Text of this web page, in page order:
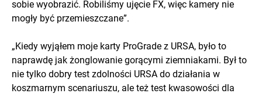
sobie wyobrazić. Robiliśmy ujęcie FX, więc kamery nie
mogły być przemieszczane”.
„Kiedy wyjąłem moje karty ProGrade z URSA, było to
naprawdę jak żonglowanie gorącymi ziemniakami. Był to
nie tylko dobry test zdolności URSA do działania w
koszmarnym scenariuszu, ale też test kwasowości dla